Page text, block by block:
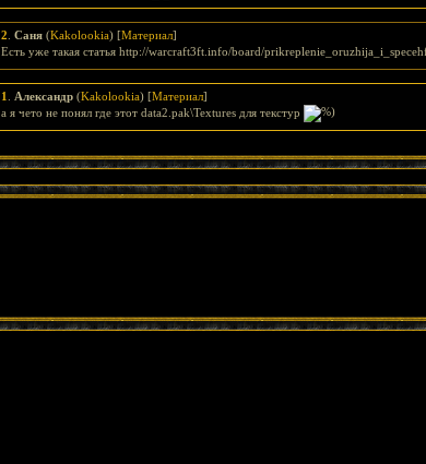
2 Саня (Kakolookia) [Материал]
Есть уже такая статья http://warcraft3ft.info/board/
1 Александр (Kakolookia) [Материал]
а я чето не понял где этот data2.pak\Textures для текстур